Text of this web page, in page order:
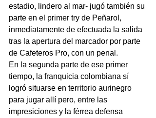
estadio, lindero al mar- jugó también su
parte en el primer try de Peñarol,
inmediatamente de efectuada la salida
tras la apertura del marcador por parte
de Cafeteros Pro, con un penal.
En la segunda parte de ese primer
tiempo, la franquicia colombiana sí
logró situarse en territorio aurinegro
para jugar allí pero, entre las
impresiciones y la férrea defensa